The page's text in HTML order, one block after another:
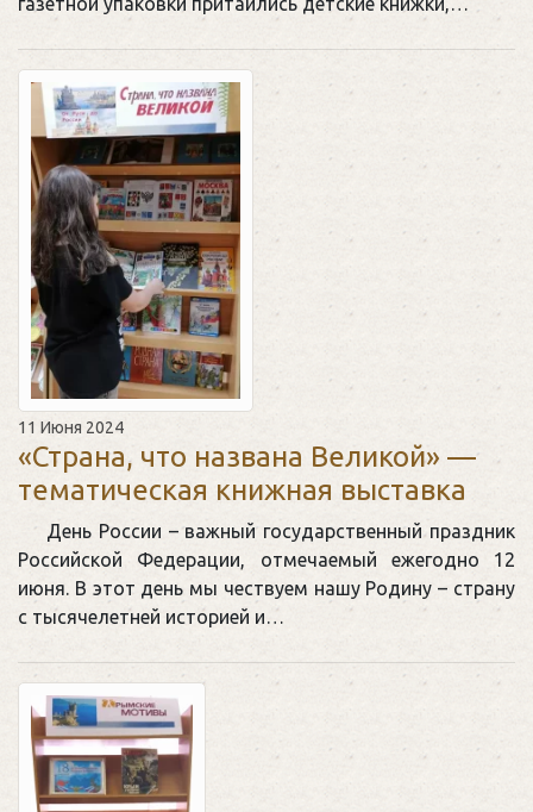
11 Июня 2024
«Страна, что названа Великой» —
тематическая книжная выставка
День России – важный государственный праздник
Российской Федерации, отмечаемый ежегодно 12
июня. В этот день мы чествуем нашу Родину – страну
с тысячелетней историей и…